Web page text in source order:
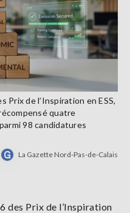
Prix de l’Inspiration en ESS,
quatre
98 candidatures
La Gazette Nord-Pas-de-Calais
des Prix de l’Inspiration